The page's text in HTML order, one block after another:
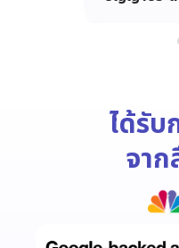
ได้รับ
จาก